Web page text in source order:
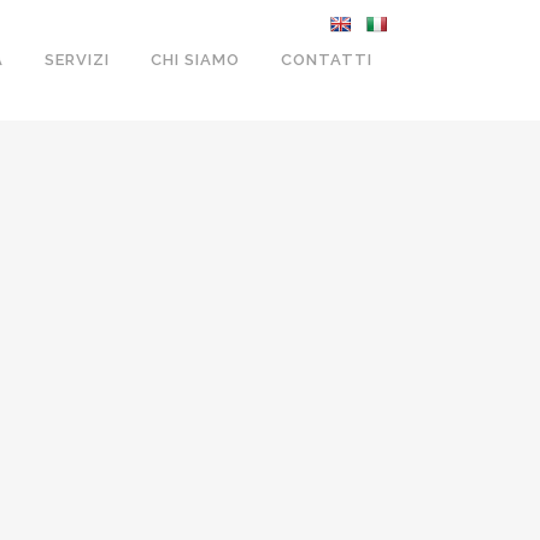
SERVIZI CHI SIAMO CONTATTI